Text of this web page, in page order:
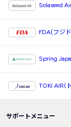
Solaseed
FDA(フジ
Spring
TOKI AIR(
サポートメニュー